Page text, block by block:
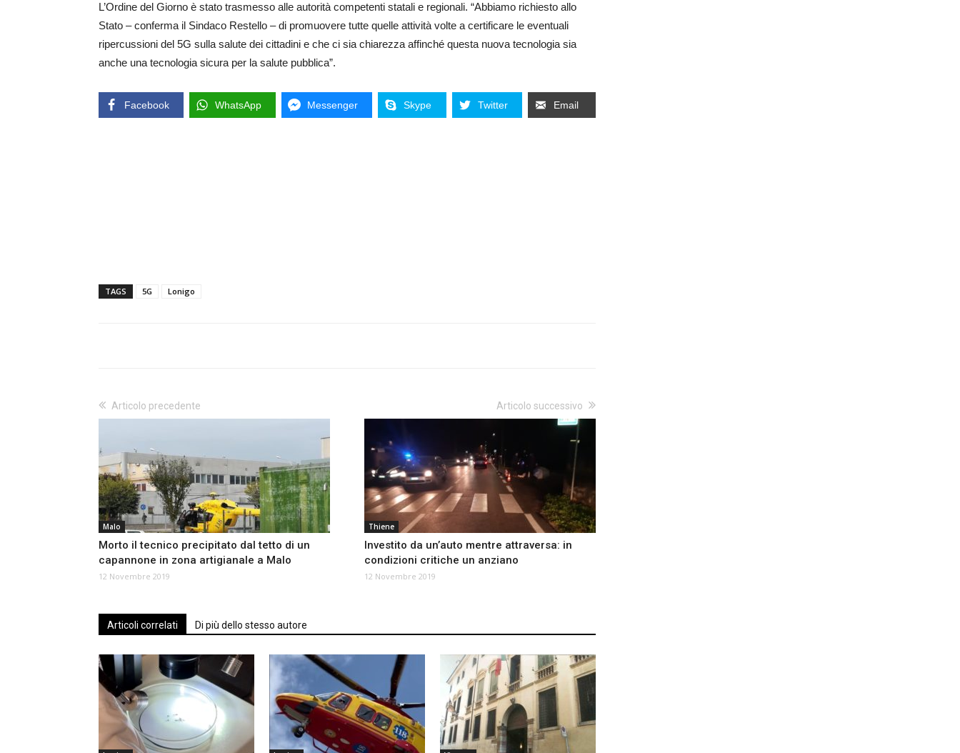
L’Ordine del Giorno è stato trasmesso alle autorità competenti statali e regionali. “Abbiamo richiesto allo
Stato – conferma il Sindaco Restello – di promuovere tutte quelle attività volte a certificare le eventuali
ripercussioni del 5G sulla salute dei cittadini e che ci sia chiarezza affinché questa nuova tecnologia sia
anche una tecnologia sicura per la salute pubblica”.
Facebook WhatsApp Messenger Skype Twitter Email
TAGS 5G Lonigo
Articolo precedente
Malo
Morto il tecnico precipitato dal tetto di un
capannone in zona artigianale a Malo
12 Novembre 2019
Articolo successivo
Thiene
Investito da un’auto mentre attraversa: in
condizioni critiche un anziano
12 Novembre 2019
Articoli correlati Di più dello stesso autore